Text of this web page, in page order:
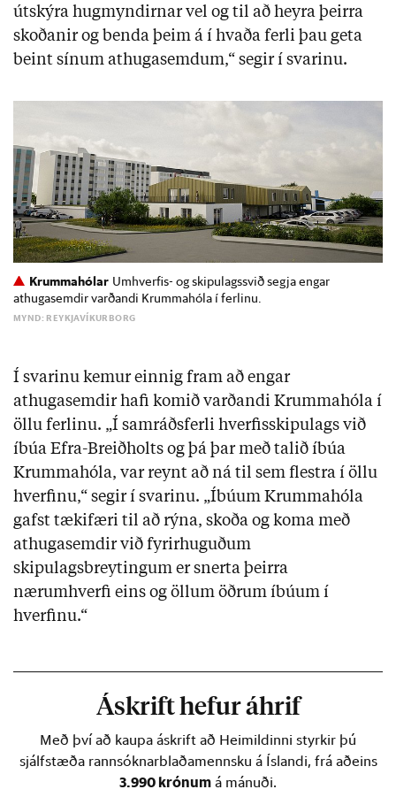
útskýra hugmyndirnar vel og til að heyra þeirra
skoðanir og benda þeim á í hvaða ferli þau geta
beint sínum athugasemdum,“ segir í svarinu.
Krummahólar Umhverfis- og skipulagssvið segja engar
athugasemdir varðandi Krummahóla í ferlinu.
MYND: REYKJAVÍKURBORG
Í svarinu kemur einnig fram að engar
athugasemdir hafi komið varðandi Krummahóla í
öllu ferlinu. „Í samráðsferli hverfisskipulags við
íbúa Efra-Breiðholts og þá þar með talið íbúa
Krummahóla, var reynt að ná til sem flestra í öllu
hverfinu,“ segir í svarinu. „Íbúum Krummahóla
gafst tækifæri til að rýna, skoða og koma með
athugasemdir við fyrirhuguðum
skipulagsbreytingum er snerta þeirra
nærumhverfi eins og öllum öðrum íbúum í
hverfinu.“
Áskrift hefur áhrif
Með því að kaupa áskrift að Heimildinni styrkir þú
sjálfstæða rannsóknarblaðamennsku á Íslandi, frá aðeins
3.990 krónum á mánuði.